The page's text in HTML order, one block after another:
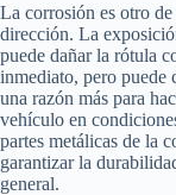
La corrosión es otro
dirección. La
puede dañar la rótula
inmediato, pero puede
una razón más para
vehículo en
partes metálicas de la
garantizar la
general.